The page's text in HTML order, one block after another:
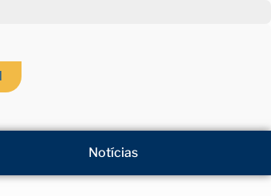
Notícias